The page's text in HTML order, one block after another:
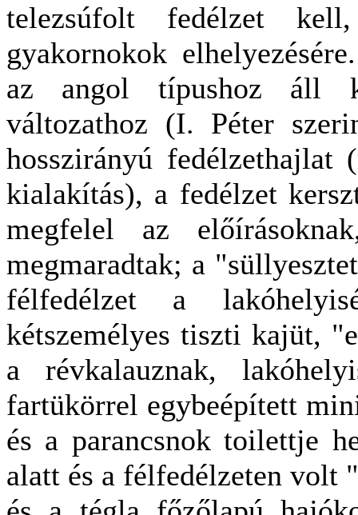
telezsúfolt fedélzet
gyakornokok
az angol típushoz áll
változathoz (I. Péter
hosszirányú
kialakítás), a fedélzet
megfelel az
megmaradtak; a
félfedélzet a
kétszemélyes tiszti kajüt,
a révkalauznak,
fartükörrel egybeépített
és a parancsnok toilettje
alatt és a félfedélzeten volt